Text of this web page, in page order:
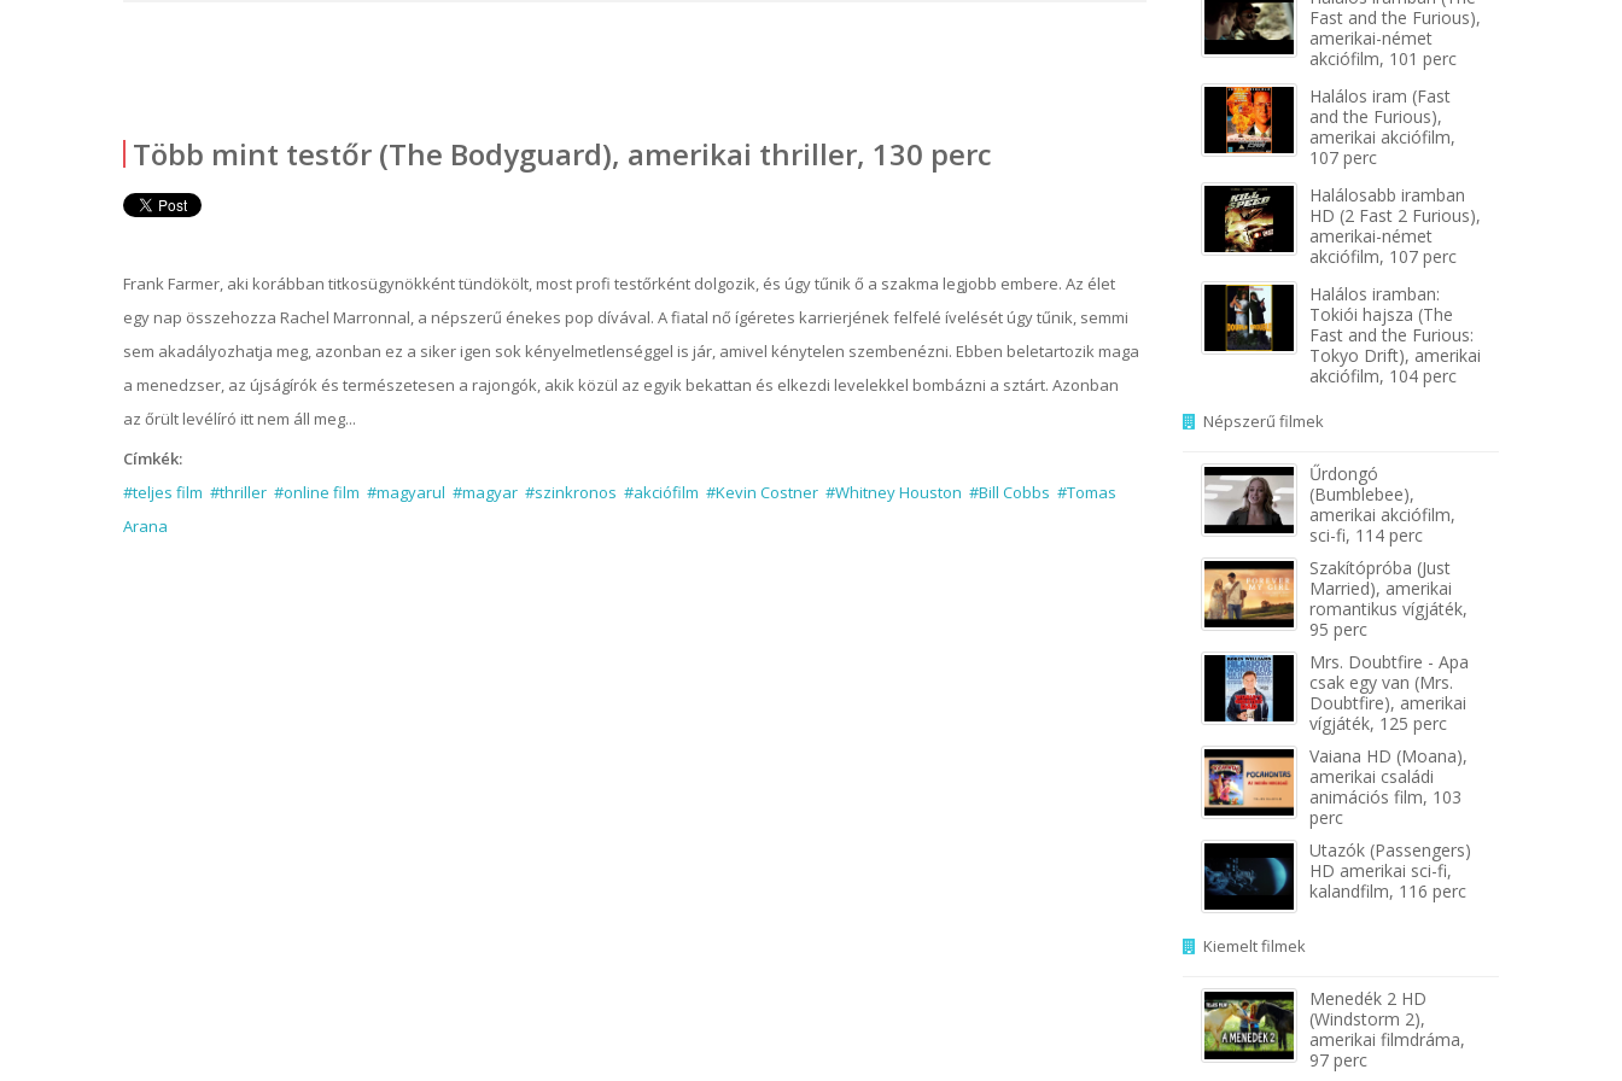
Több mint testőr (The Bodyguard), amerikai thriller, 130 perc
Frank Farmer, aki korábban titkosügynökként tündökölt, most profi testőrként dolgozik, és úgy tűnik ő a szakma legjobb embere. Az élet
egy nap összehozza Rachel Marronnal, a népszerű énekes pop dívával. A fiatal nő ígéretes karrierjének felfelé ívelését úgy tűnik, semmi
sem akadályozhatja meg, azonban ez a siker igen sok kényelmetlenséggel is jár, amivel kénytelen szembenézni. Ebben beletartozik maga
a menedzser, az újságírók és természetesen a rajongók, akik közül az egyik bekattan és elkezdi levelekkel bombázni a sztárt. Azonban
az őrült levélíró itt nem áll meg...
Címkék:
#teljes film #thriller #online film #magyarul #magyar #szinkronos #akciófilm #Kevin Costner #Whitney Houston #Bill Cobbs #Tomas
Arana
Fast and the Furious),
amerikai-német
akciófilm, 101 perc
Halálos iram (Fast
and the Furious),
amerikai akciófilm,
107 perc
Halálosabb iramban
HD (2 Fast 2 Furious),
amerikai-német
akciófilm, 107 perc
Halálos iramban:
Tokiói hajsza (The
Fast and the Furious:
Tokyo Drift), amerikai
akciófilm, 104 perc
Népszerű filmek
Űrdongó
(Bumblebee),
amerikai akciófilm,
sci-fi, 114 perc
Szakítópróba (Just
Married), amerikai
romantikus vígjáték,
95 perc
Mrs. Doubtfire - Apa
csak egy van (Mrs.
Doubtfire), amerikai
vígjáték, 125 perc
Vaiana HD (Moana),
amerikai családi
animációs film, 103
perc
Utazók (Passengers)
HD amerikai sci-fi,
kalandfilm, 116 perc
Kiemelt filmek
Menedék 2 HD
(Windstorm 2),
amerikai filmdráma,
97 perc